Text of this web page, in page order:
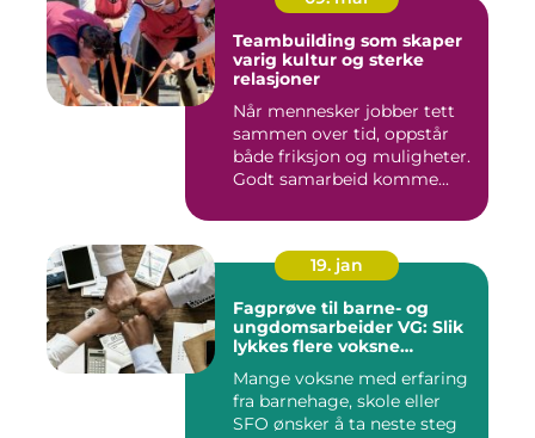
Teambuilding som skaper
varig kultur og sterke
relasjoner
Når mennesker jobber tett
sammen over tid, oppstår
både friksjon og muligheter.
Godt samarbeid komme...
19. jan
Fagprøve til barne- og
ungdomsarbeider VG: Slik
lykkes flere voksne
Mange voksne med erfaring
fra barnehage, skole eller
SFO ønsker å ta neste steg